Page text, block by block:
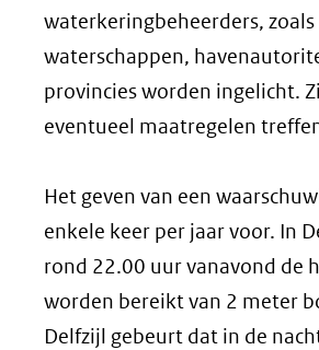
waterkeringbeheerders, zoals
waterschappen,
provincies worden ingelicht.
eventueel maatregelen
Het geven van een
enkele keer per jaar voor. In
rond 22.00 uur vanavond de
worden bereikt van 2 meter
Delfzijl gebeurt dat in de